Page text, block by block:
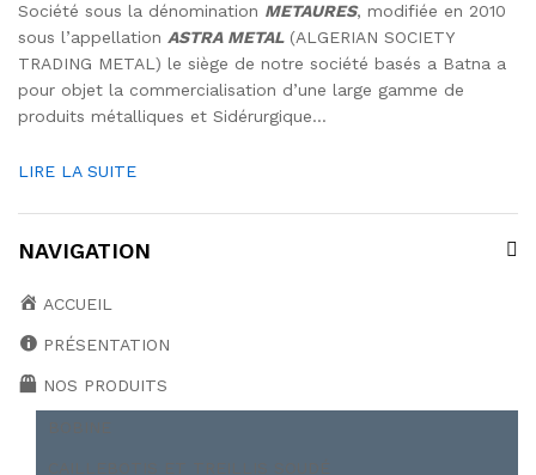
Société sous la dénomination METAURES, modifiée en 2010
sous l’appellation ASTRA METAL(ALGERIAN SOCIETY
TRADING METAL) le siège de notre société basés a Batna a
pour objet la commercialisation d’une large gamme de
produits métalliques et Sidérurgique…
LIRE LA SUITE
NAVIGATION
ACCUEIL
PRÉSENTATION
NOS PRODUITS